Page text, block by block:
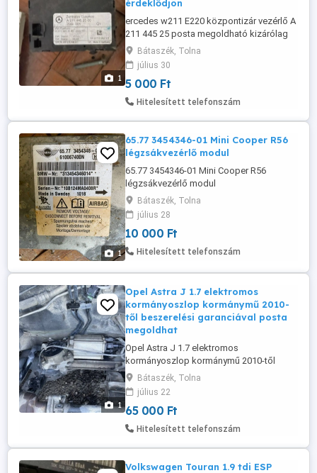
1
érdeklődjön
ercedes w211 E220 központizár vezérlő A
211 445 25 posta megoldható kizárólag
telefonon érdeklődjön
Bátaszék, Tolna
július 30
5 000 Ft
Hitelesített telefonszám
1
65.77 3454346-01 Mini Cooper R56
légzsákvezérlő modul
65.77 3454346-01 Mini Cooper R56
légzsákvezérlő modul
Bátaszék, Tolna
július 28
10 000 Ft
Hitelesített telefonszám
1
Opel Astra J 1.7 elektromos
kormányoszlop kormánymű 2010-
től beszerelési garanciával posta
megoldhat
Opel Astra J 1.7 elektromos
kormányoszlop kormánymű 2010-től
beszerelési garanciával posta
megoldható kizárólag telefonon
érdeklődjön
Bátaszék, Tolna
július 22
65 000 Ft
Hitelesített telefonszám
Volkswagen Touran 1.9 tdi ESP